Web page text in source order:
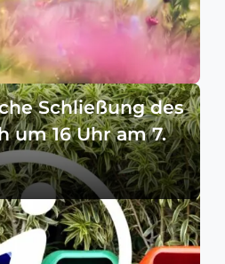
Schließung des
um 16 Uhr am 7.